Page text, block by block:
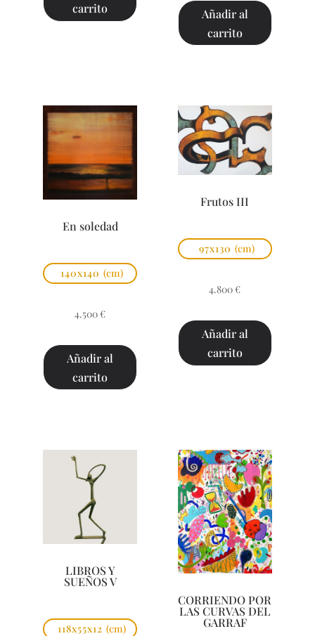
carrito
Añadir al
carrito
En soledad
140x140 (cm)
4.500 €
Añadir al
carrito
Frutos III
97x130 (cm)
4.800 €
Añadir al
carrito
LIBROS Y
SUEÑOS V
118x55x12 (cm)
CORRIENDO POR
LAS CURVAS DEL
GARRAF